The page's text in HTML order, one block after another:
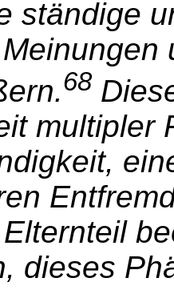
ständige
68
multipler
dieses